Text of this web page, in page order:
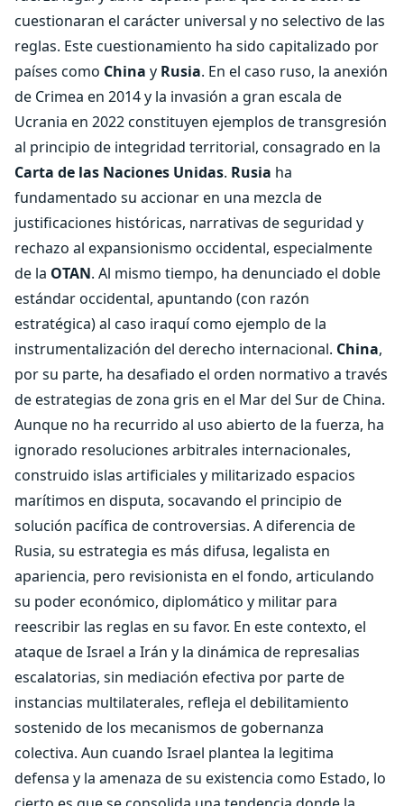
cuestionaran el carácter universal y no selectivo de las
reglas. Este cuestionamiento ha sido capitalizado por
países como China y Rusia. En el caso ruso, la anexión
de Crimea en 2014 y la invasión a gran escala de
Ucrania en 2022 constituyen ejemplos de transgresión
al principio de integridad territorial, consagrado en la
Carta de las Naciones Unidas. Rusia ha
fundamentado su accionar en una mezcla de
justificaciones históricas, narrativas de seguridad y
rechazo al expansionismo occidental, especialmente
de la OTAN. Al mismo tiempo, ha denunciado el doble
estándar occidental, apuntando (con razón
estratégica) al caso iraquí como ejemplo de la
instrumentalización del derecho internacional. China,
por su parte, ha desafiado el orden normativo a través
de estrategias de zona gris en el Mar del Sur de China.
Aunque no ha recurrido al uso abierto de la fuerza, ha
ignorado resoluciones arbitrales internacionales,
construido islas artificiales y militarizado espacios
marítimos en disputa, socavando el principio de
solución pacífica de controversias. A diferencia de
Rusia, su estrategia es más difusa, legalista en
apariencia, pero revisionista en el fondo, articulando
su poder económico, diplomático y militar para
reescribir las reglas en su favor. En este contexto, el
ataque de Israel a Irán y la dinámica de represalias
escalatorias, sin mediación efectiva por parte de
instancias multilaterales, refleja el debilitamiento
sostenido de los mecanismos de gobernanza
colectiva. Aun cuando Israel plantea la legitima
defensa y la amenaza de su existencia como Estado, lo